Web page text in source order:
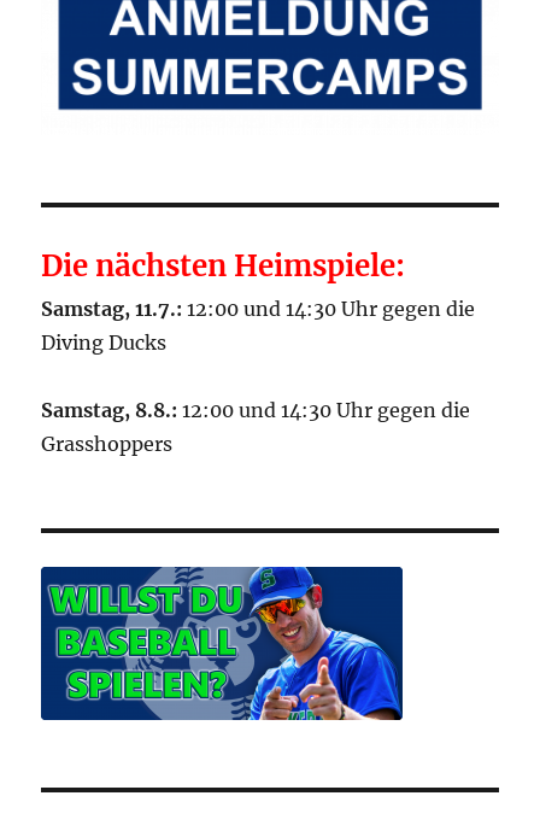
Die nächsten Heimspiele:
Samstag, 11.7.: 12:00 und 14:30 Uhr gegen die
Diving Ducks
Samstag, 8.8.: 12:00 und 14:30 Uhr gegen die
Grasshoppers